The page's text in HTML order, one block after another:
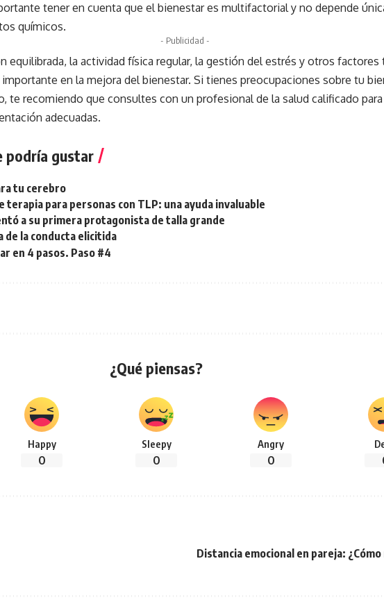
tener en cuenta que el bienestar es multifactorial y no depende
químicos.
- Publicidad -
equilibrada, la actividad física regular, la gestión del estrés y otros factores
importante en la mejora del bienestar. Si tienes preocupaciones sobre tu
te recomiendo que consultes con un profesional de la salud calificado
adecuadas.
podría gustar
tu cerebro
terapia para personas con TLP: una ayuda invaluable
a su primera protagonista de talla grande
de la conducta elicitida
en 4 pasos. Paso #4
¿Qué piensas?
Happy
0
Sleepy
0
Angry
0
Distancia emocional en pareja: